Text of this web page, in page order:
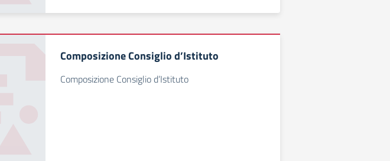
Composizione Consiglio d’Istituto
Composizione Consiglio d’Istituto